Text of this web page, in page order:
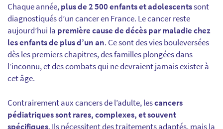
Chaque année,plus de 2 500 enfants et adolescentssont
diagnostiqués d’un cancer en France. Le cancer reste
aujourd’hui la première cause de décès par maladie chez
les enfants de plus d’un an. Ce sont des vies bouleversées
dès les premiers chapitres, des familles plongées dans
l’inconnu, et des combats qui ne devraient jamais exister à
cet âge.
Contrairement aux cancers de l’adulte, lescancers
pédiatriques sont rares, complexes, et souvent
spécifiques. Ils nécessitent des traitements adaptés, mais la